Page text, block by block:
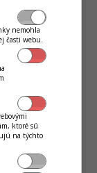
Zdroj: iKelp
nemohla
časti webu.
ktoré sú
na týchto